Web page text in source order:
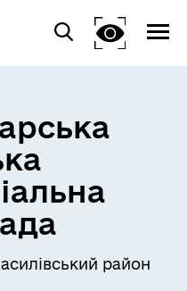
район